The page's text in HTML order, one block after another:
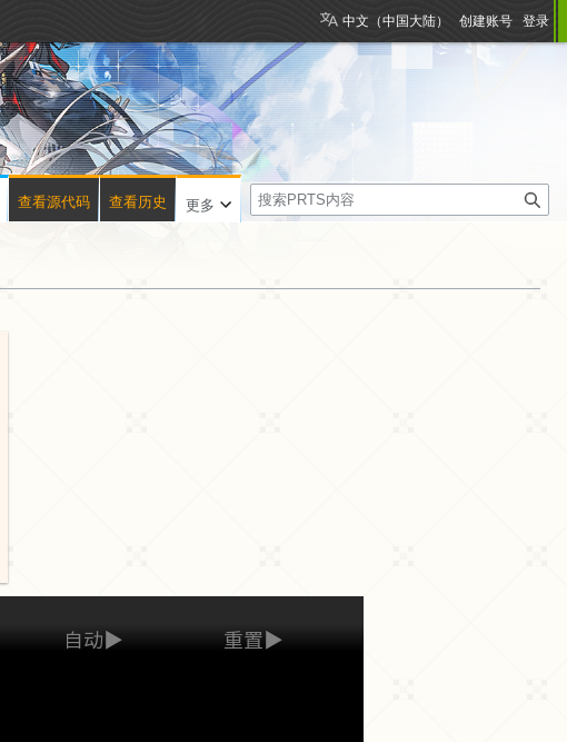
中文（中国大陆） 创建账号 登录
查看源代码 查看历史 更多
搜
索